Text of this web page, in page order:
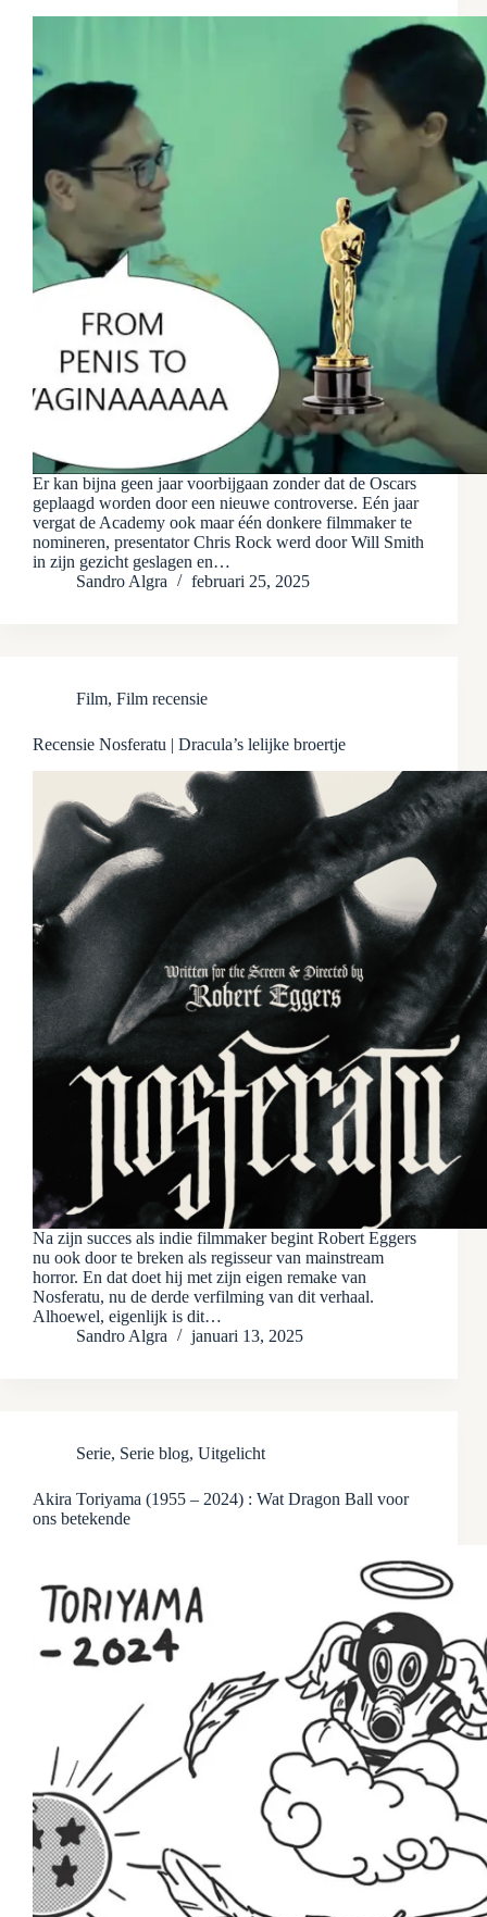
Er kan bijna geen jaar voorbijgaan zonder dat de Oscars
geplaagd worden door een nieuwe controverse. Eén jaar
vergat de Academy ook maar één donkere filmmaker te
nomineren, presentator Chris Rock werd door Will Smith
in zijn gezicht geslagen en…
Sandro Algra
februari 25, 2025
Film, Film recensie
Recensie Nosferatu | Dracula’s lelijke broertje
Na zijn succes als indie filmmaker begint Robert Eggers
nu ook door te breken als regisseur van mainstream
horror. En dat doet hij met zijn eigen remake van
Nosferatu, nu de derde verfilming van dit verhaal.
Alhoewel, eigenlijk is dit…
Sandro Algra
januari 13, 2025
Serie, Serie blog, Uitgelicht
Akira Toriyama (1955 – 2024) : Wat Dragon Ball voor
ons betekende